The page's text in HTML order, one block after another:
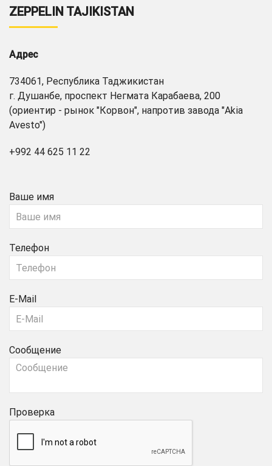
ZEPPELIN TAJIKISTAN
Адрес
734061, Республика Таджикистан
г. Душанбе, проспект Негмата Карабаева, 200
(ориентир - рынок "Корвон", напротив завода "Akia
Avesto")
+992 44 625 11 22
Ваше имя
Телефон
E-Mail
Сообщение
Проверка